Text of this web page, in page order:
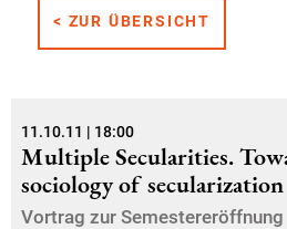
< ZUR ÜBERSICHT
11.10.11 | 18:00
Multiple Secularities.
sociology of secularization
Vortrag zur Semestereröffnung